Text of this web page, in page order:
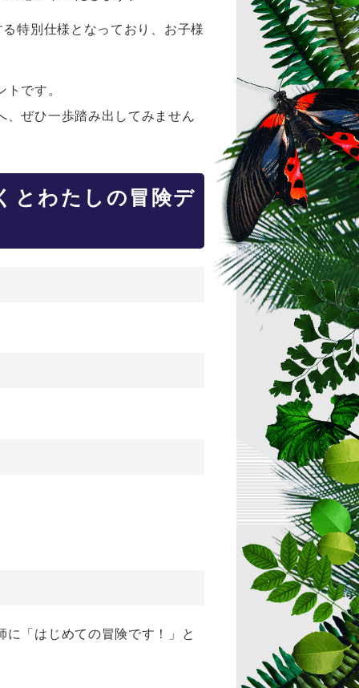
特別仕様となっており、お子様
です。
ぜひ一歩踏み出してみません
とわたしの冒険デ
「はじめての冒険です！」と